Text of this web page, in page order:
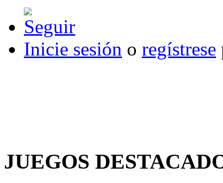
Inicie sesión o regístrese
JUEGOS